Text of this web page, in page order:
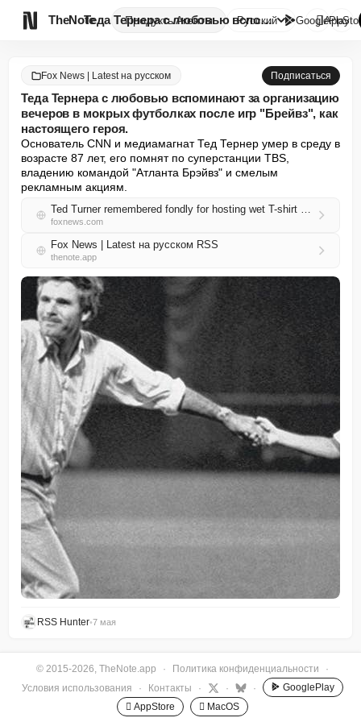
TheNote ПродуктыАгенты Теда Тернера с любовью вспомин...
Русский GooglePlay

Fox News | Latest на русском Подписаться
Теда Тернера с любовью вспоминают за организацию
вечеров в мокрых футболках после игр "Брейвз", как
настоящего героя.
Основатель CNN и медиамагнат Тед Тернер умер в среду в
возрасте 87 лет, его помнят по суперстанции TBS,
владению командой "Атланта Брэйвз" и смелым
рекламным акциям.
Ted Turner remembered fondly for hosting wet T-shirt college nights after Braves games, like a true hero
foxnews.com
Fox News | Latest на русском RSS
thenote.app
RSS Hunter•7 мая
© 2015-2026, TheNote.app · Политика конфиденциальности
·
Условия использования
· Контакты · · ·
GooglePlay
 AppStore
 MacOS